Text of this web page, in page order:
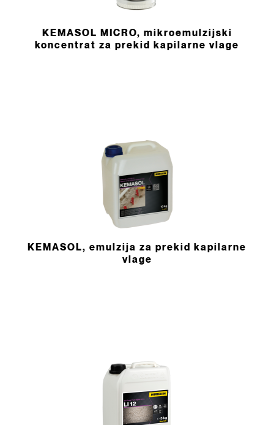
KEMASOL MICRO, mikroemulzijski
koncentrat za prekid kapilarne vlage
KEMASOL, emulzija za prekid kapilarne
vlage